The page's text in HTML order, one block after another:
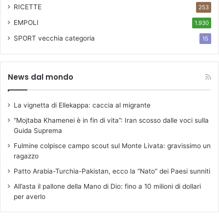
RICETTE 253
EMPOLI 1.930
SPORT vecchia categoria 15
News dal mondo
La vignetta di Ellekappa: caccia al migrante
“Mojtaba Khamenei è in fin di vita”: Iran scosso dalle voci sulla
Guida Suprema
Fulmine colpisce campo scout sul Monte Livata: gravissimo un
ragazzo
Patto Arabia-Turchia-Pakistan, ecco la “Nato” dei Paesi sunniti
All’asta il pallone della Mano di Dio: fino a 10 milioni di dollari
per averlo